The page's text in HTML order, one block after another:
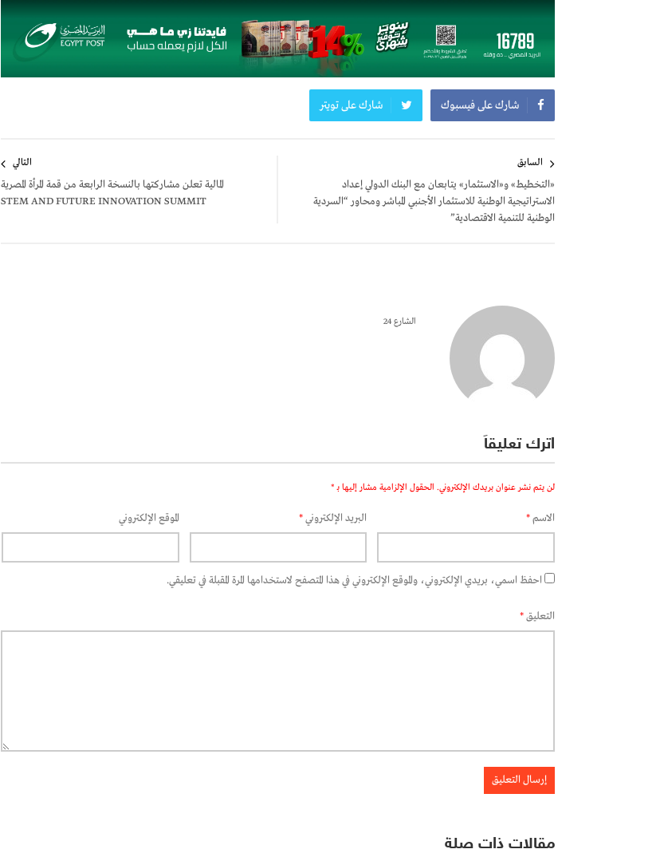
شارك على فيسبوك شارك على تويتر
المقالات
السابق
«التخطيط» و«الاستثمار» يتابعان مع البنك الدولي إعداد
الاستراتيجية الوطنية للاستثمار الأجنبي المباشر ومحاور “السردية
الوطنية للتنمية الاقتصادية”
التالي
المالية تعلن مشاركتها بالنسخة الرابعة من قمة المرأة المصرية
STEM AND FUTURE INNOVATION SUMMIT
الشارع 24
اترك تعليقاً
لن يتم نشر عنوان بريدك الإلكتروني. الحقول الإلزامية مشار إليها بـ *
الاسم* البريد الإلكتروني* الموقع الإلكتروني
احفظ اسمي، بريدي الإلكتروني، والموقع الإلكتروني في هذا المتصفح لاستخدامها المرة المقبلة في تعليقي.
التعليق*
مقالات ذات صلة